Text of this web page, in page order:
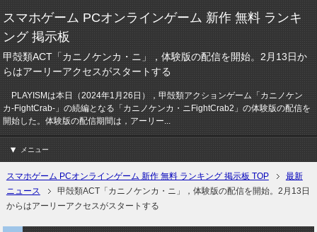
スマホゲーム PCオンラインゲーム 新作 無料 ランキ
ング 掲示板
甲殻類ACT「カニノケンカ・ニ」，体験版の配信を開始。2月13日か
らはアーリーアクセスがスタートする
PLAYISMは本日（2024年1月26日），甲殻類アクションゲーム「カニノケン
カ-FightCrab-」の続編となる「カニノケンカ・ニFightCrab2」の体験版の配信を
開始した。体験版の配信期間は，アーリー...
メニュー
スマホゲーム PCオンラインゲーム 新作 無料 ランキング 掲示板 TOP
最新
ニュース
甲殻類ACT「カニノケンカ・ニ」，体験版の配信を開始。2月13日
からはアーリーアクセスがスタートする